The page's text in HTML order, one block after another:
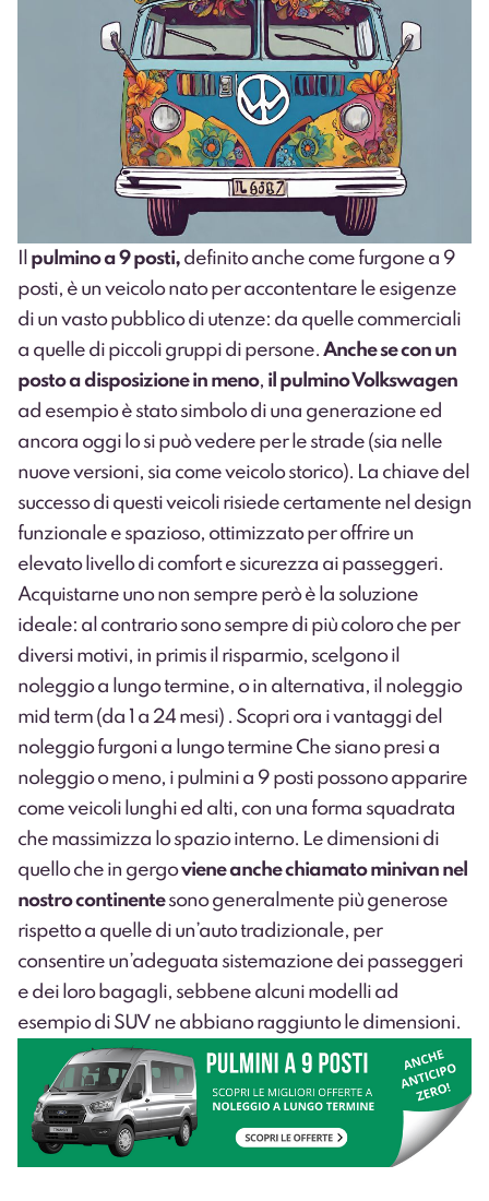
pulmino a 9 posti, definito anche come furgone a 9
posti, è un veicolo nato per accontentare le esigenze
di un vasto pubblico di utenze: da quelle commerciali
a quelle di piccoli gruppi di persone. Anche se con un
posto a disposizione in meno, il pulmino Volkswagen
ad esempio è stato simbolo di una generazione ed
ancora oggi lo si può vedere per le strade (sia nelle
nuove versioni, sia come veicolo storico). La chiave del
successo di questi veicoli risiede certamente nel design
funzionale e spazioso, ottimizzato per offrire un
elevato livello di comfort e sicurezza ai passeggeri.
Acquistarne uno non sempre però è la soluzione
ideale: al contrario sono sempre di più coloro che per
diversi motivi, in primis il risparmio, scelgono il
noleggio a lungo termine, o in alternativa, il noleggio
mid term (da 1 a 24 mesi) . Scopri ora i vantaggi del
noleggio furgoni a lungo termineChe siano presi a
noleggio o meno, i pulmini a 9 posti possono apparire
come veicoli lunghi ed alti, con una forma squadrata
che massimizza lo spazio interno. Le dimensioni di
quello che in gergoviene anche chiamato minivan nel
nostro continentesono generalmente più generose
rispetto a quelle di un’auto tradizionale, per
consentire un’adeguata sistemazione dei passeggeri
e dei loro bagagli, sebbene alcuni modelli ad
esempio di SUV ne abbiano raggiunto le dimensioni.